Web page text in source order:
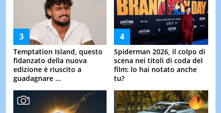
Temptation Island, questo
fidanzato della nuova
edizione è riuscito a
guadagnare ...
Spiderman 2026, il colpo di
scena nei titoli di coda del
film: lo hai notato anche
tu?